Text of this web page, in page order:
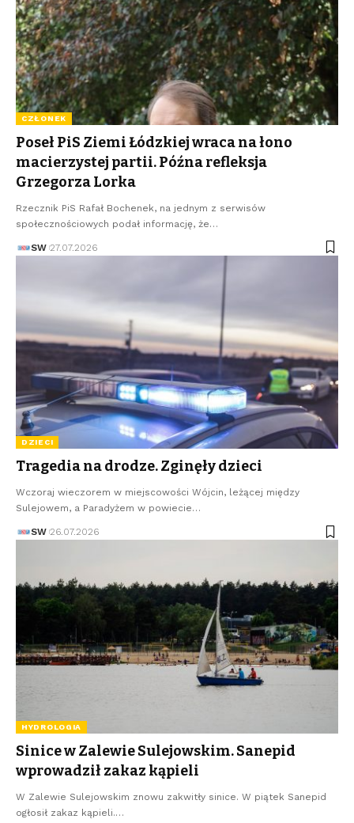
CZŁONEK
Poseł PiS Ziemi Łódzkiej wraca na łono
macierzystej partii. Późna refleksja
Grzegorza Lorka
Rzecznik PiS Rafał Bochenek, na jednym z serwisów
społecznościowych podał informację, że…
SW 27.07.2026
DZIECI
Tragedia na drodze. Zginęły dzieci
Wczoraj wieczorem w miejscowości Wójcin, leżącej między
Sulejowem, a Paradyżem w powiecie…
SW 26.07.2026
HYDROLOGIA
Sinice w Zalewie Sulejowskim. Sanepid
wprowadził zakaz kąpieli
W Zalewie Sulejowskim znowu zakwitły sinice. W piątek Sanepid
ogłosił zakaz kąpieli.…